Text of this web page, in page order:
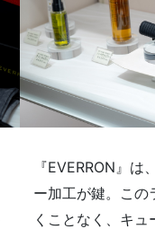
『EVERRON』
ー加工が鍵。この
くことなく、キ